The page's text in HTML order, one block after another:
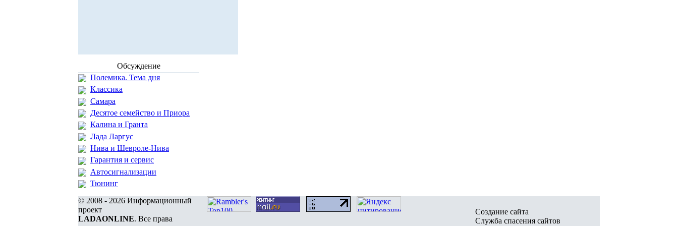
Обсуждение
Полемика. Тема дня
Классика
Самара
Десятое семейство и Приора
Калина и Гранта
Лада Ларгус
Нива и Шевроле-Нива
Гарантия и сервис
Автосигнализации
Тюнинг
© 2008 - 2026 Информационный
проект
LADAONLINE. Все права
Создание сайта
Служба спасения сайтов